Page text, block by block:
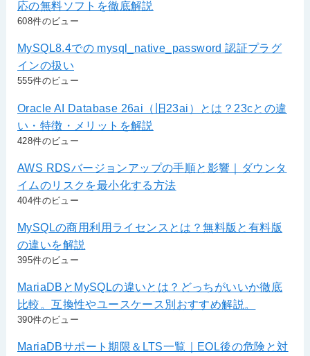
応の無料ソフトを徹底解説
608件のビュー
MySQL8.4での mysql_native_password 認証プラグ
インの扱い
555件のビュー
Oracle AI Database 26ai（旧23ai）とは？23cとの違
い・特徴・メリットを解説
428件のビュー
AWS RDSバージョンアップの手順と影響｜ダウンタ
イムのリスクを最小化する方法
404件のビュー
MySQLの商用利用ライセンスとは？無料版と有料版
の違いを解説
395件のビュー
MariaDBとMySQLの違いとは？どっちがいいか徹底
比較。互換性やユースケース別おすすめ解説。
390件のビュー
MariaDBサポート期限＆LTS一覧｜EOL後の危険と対